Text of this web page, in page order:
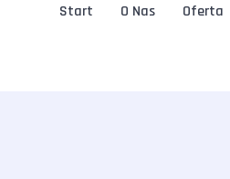
Start O Nas Oferta